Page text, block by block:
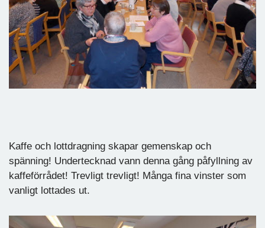
Kaffe och lottdragning skapar gemenskap och
spänning! Undertecknad vann denna gång påfyllning av
kaffeförrådet! Trevligt trevligt! Många fina vinster som
vanligt lottades ut.